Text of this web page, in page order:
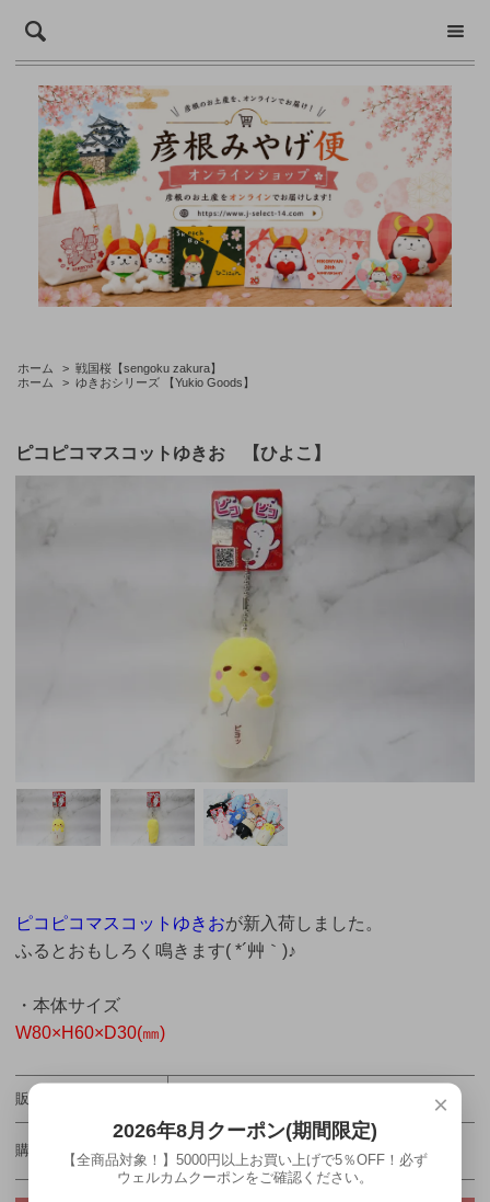
ホーム > 戦国桜【sengoku zakura】
ホーム
> ゆきおシリーズ 【Yukio Goods】
ピコピコマスコットゆきお 【ひよこ】
ピコピコマスコットゆきおが新入荷しました。
ふるとおもしろく鳴きます( *´艸｀)♪
・本体サイズ
W80×H60×D30(㎜)
販売価格
購入数
×
2026年8月クーポン(期間限定)
【全商品対象！】5000円以上お買い上げで5％OFF！必ず
ウェルカムクーポンをご確認ください。